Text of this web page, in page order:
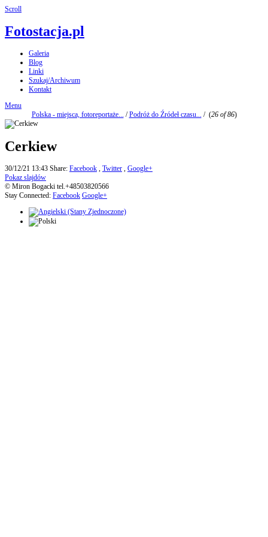
Scroll
Fotostacja.pl
Galeria
Blog
Linki
Szukaj/Archiwum
Kontakt
Menu
Polska - miejsca, fotoreportaże... /Podróż do Źródeł czasu... / (26 of 86)
Cerkiew
30/12/21 13:43 Share: Facebook , Twitter , Google+
Pokaz slajdów
© Miron Bogacki tel.+48503820566
Stay Connected: Facebook Google+